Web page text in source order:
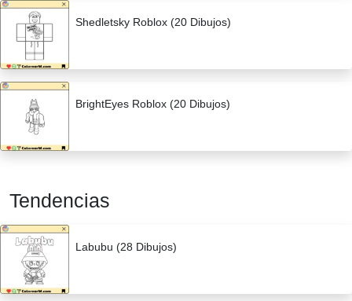
Shedletsky Roblox (20 Dibujos)
BrightEyes Roblox (20 Dibujos)
Tendencias
Labubu (28 Dibujos)